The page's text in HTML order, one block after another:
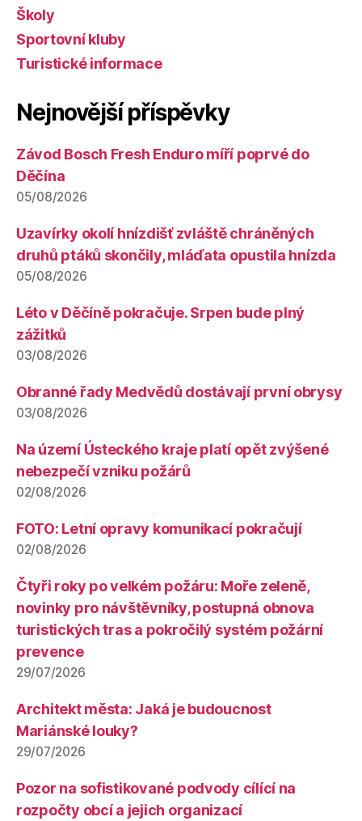
Školy
Sportovní kluby
Turistické informace
Nejnovější příspěvky
Závod Bosch Fresh Enduro míří poprvé do
Děčína
05/08/2026
Uzavírky okolí hnízdišť zvláště chráněných
druhů ptáků skončily, mláďata opustila hnízda
05/08/2026
Léto v Děčíně pokračuje. Srpen bude plný
zážitků
03/08/2026
Obranné řady Medvědů dostávají první obrysy
03/08/2026
Na území Ústeckého kraje platí opět zvýšené
nebezpečí vzniku požárů
02/08/2026
FOTO: Letní opravy komunikací pokračují
02/08/2026
Čtyři roky po velkém požáru: Moře zeleně,
novinky pro návštěvníky, postupná obnova
turistických tras a pokročilý systém požární
prevence
29/07/2026
Architekt města: Jaká je budoucnost
Mariánské louky?
29/07/2026
Pozor na sofistikované podvody cílící na
rozpočty obcí a jejich organizací